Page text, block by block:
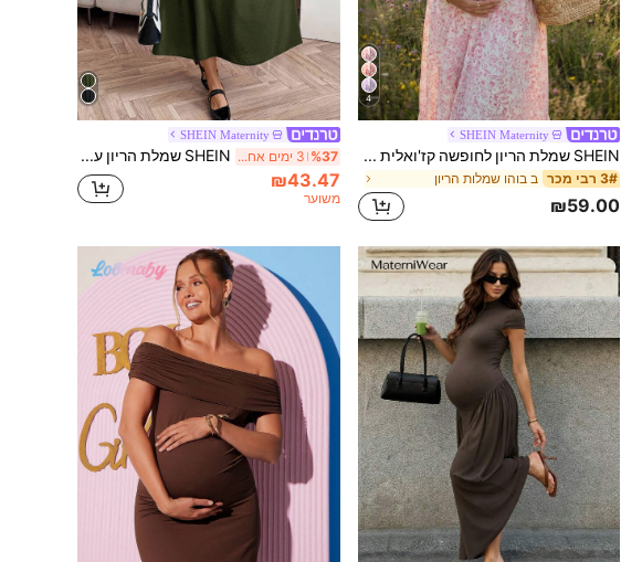
4
SHEIN Maternity
SHEIN שמלת הריון לחופשה קז'ואלית עם הדפס מלא ורוכסן
3# רבי מכר ב בוהו שמלות הריון
₪59.00
SHEIN Maternity
%37 3 ימים אחרונים SHEIN שמלת הריון עם צווארון עגול בצבע אחיד ועם שרוולים ארוכים
₪43.47
משוער